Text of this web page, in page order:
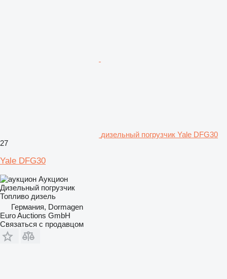
дизельный погрузчик Yale DFG30
27
Yale DFG30
Аукцион
Дизельный погрузчик
Топливо дизель
Германия, Dormagen
Euro Auctions GmbH
Связаться с продавцом